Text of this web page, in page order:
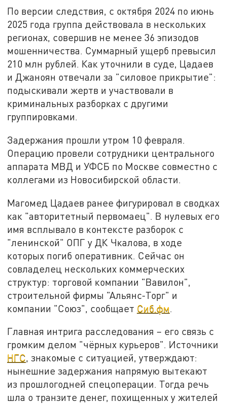
По версии следствия, с октября 2024 по июнь
2025 года группа действовала в нескольких
регионах, совершив не менее 36 эпизодов
мошенничества. Суммарный ущерб превысил
210 млн рублей. Как уточнили в суде, Цадаев
и Джаноян отвечали за "силовое прикрытие":
подыскивали жертв и участвовали в
криминальных разборках с другими
группировками.
Задержания прошли утром 10 февраля.
Операцию провели сотрудники центрального
аппарата МВД и УФСБ по Москве совместно с
коллегами из Новосибирской области.
Магомед Цадаев ранее фигурировал в сводках
как "авторитетный первомаец". В нулевых его
имя всплывало в контексте разборок с
"ленинской" ОПГ у ДК Чкалова, в ходе
которых погиб оперативник. Сейчас он
совладелец нескольких коммерческих
структур: торговой компании "Вавилон",
строительной фирмы "Альянс-Торг" и
компании "Союз", сообщает Сиб.фм
Главная интрига расследования – его связь с
громким делом "чёрных курьеров". Источники
НГС, знакомые с ситуацией, утверждают:
нынешние задержания напрямую вытекают
из прошлогодней спецоперации. Тогда речь
шла о транзите денег, похищенных у жителей